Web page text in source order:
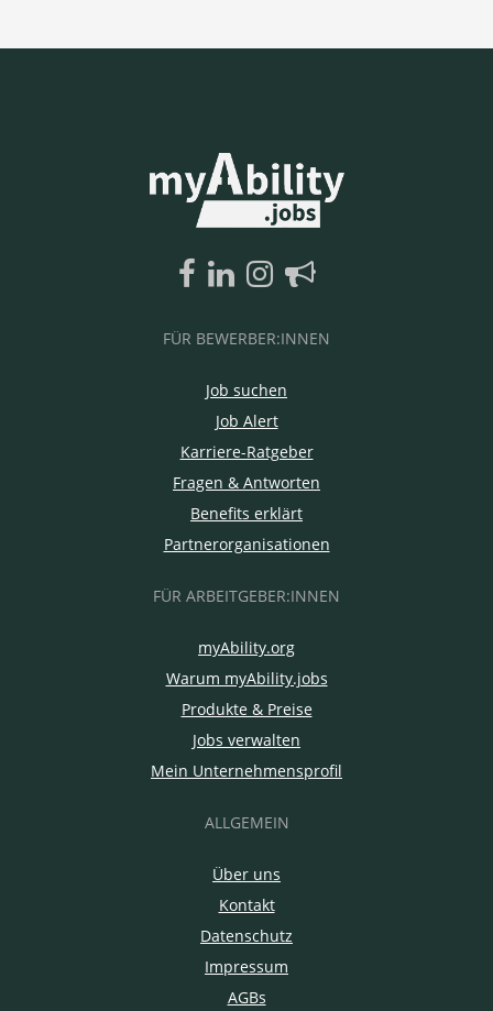
FÜR BEWERBER:INNEN
Job suchen
Job Alert
Karriere-Ratgeber
Fragen & Antworten
Benefits erklärt
Partnerorganisationen
FÜR ARBEITGEBER:INNEN
myAbility.org
Warum myAbility.jobs
Produkte & Preise
Jobs verwalten
Mein Unternehmensprofil
ALLGEMEIN
Über uns
Kontakt
Datenschutz
Impressum
AGBs